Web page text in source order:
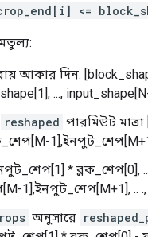
<=
আকার দিন:
...,
reshaped পারমিউট
* ব্লক_শেপ[0],
1],ইনপুট_শেপ[M+1], ..
অনুসারে